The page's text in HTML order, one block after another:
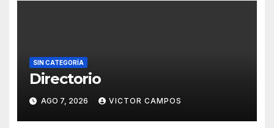
SIN CATEGORÍA
Directorio
AGO 7, 2026 VICTOR CAMPOS